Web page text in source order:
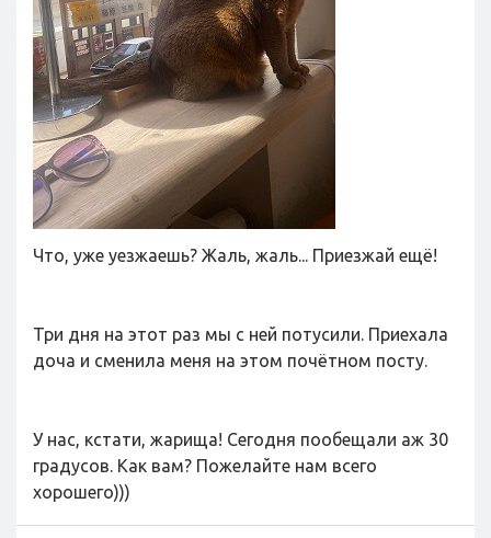
Что, уже уезжаешь? Жаль, жаль... Приезжай ещё!
Три дня на этот раз мы с ней потусили. Приехала
доча и сменила меня на этом почётном посту.
У нас, кстати, жарища! Сегодня пообещали аж 30
градусов. Как вам? Пожелайте нам всего
хорошего)))